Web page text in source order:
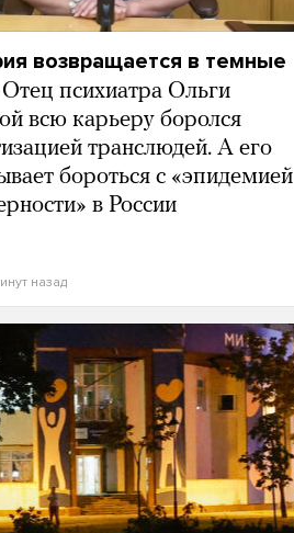
возвращается в темные
Отец психиатра Ольги
всю карьеру боролся
транслюдей. А его
бороться с «эпидемией
в России
назад